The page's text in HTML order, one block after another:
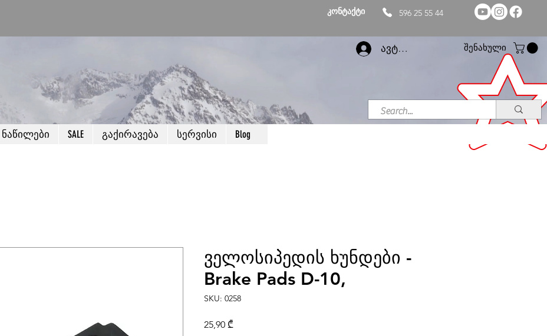
კონტაქტი 596 25 55 44
ავტორიზაცია შენახული
ნაწილები SALE გაქირავება სერვისი Blog
ველოსიპედის ხუნდები -
Brake Pads D-10,
SKU: 0258
25,90 ₾